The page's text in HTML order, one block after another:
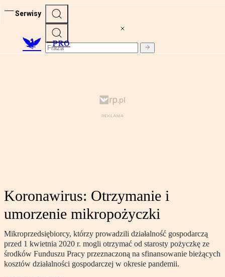
Serwisy
PRO
Koronawirus: Otrzymanie i
umorzenie mikropożyczki
Mikroprzedsiębiorcy, którzy prowadzili działalność gospodarczą
przed 1 kwietnia 2020 r. mogli otrzymać od starosty pożyczkę ze
środków Funduszu Pracy przeznaczoną na sfinansowanie bieżących
kosztów działalności gospodarczej w okresie pandemii.